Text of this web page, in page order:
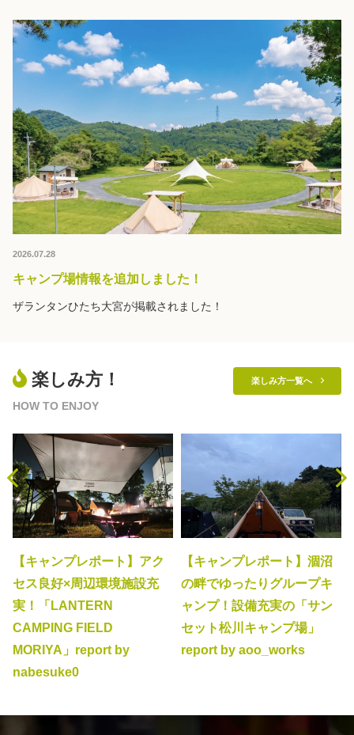
2026.07.28
キャンプ場情報を追加しました！
ザランタンひたち大宮が掲載されました！
楽しみ方！
HOW TO ENJOY
【キャンプレポート】アク
セス良好×周辺環境施設充
実！「LANTERN
CAMPING FIELD
MORIYA」report by
nabesuke0
【キャンプレポート】涸沼
の畔でゆったりグループキ
ャンプ！設備充実の「サン
セット松川キャンプ場」
report by aoo_works
楽しみ方一覧へ